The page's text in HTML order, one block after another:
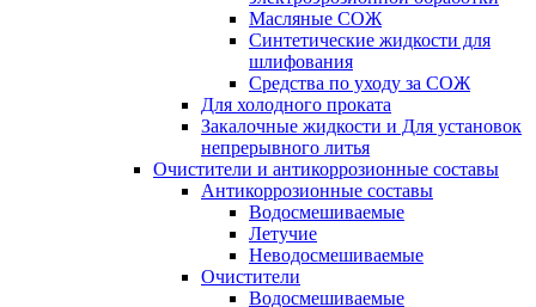
Масляные СОЖ
Синтетические жидкости для
шлифования
Средства по уходу за СОЖ
Для холодного проката
Закалочные жидкости и Для установок
непрерывного литья
Очистители и антикоррозионные составы
Антикоррозионные составы
Водосмешиваемые
Летучие
Неводосмешиваемые
Очистители
Водосмешиваемые